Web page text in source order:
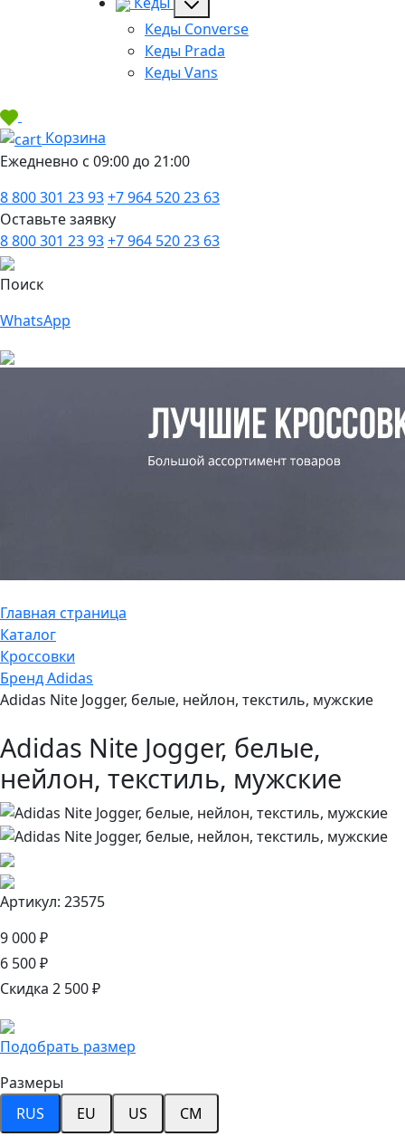
Кеды Converse
Кеды Prada
Кеды Vans
Корзина
Ежедневно с 09:00 до 21:00
8 800 301 23 93+7 964 520 23 63
Оставьте заявку
8 800 301 23 93+7 964 520 23 63
Поиск
WhatsApp
Главная страница
Каталог
Кроссовки
Бренд Adidas
Adidas Nite Jogger, белые, нейлон, текстиль, мужские
Adidas Nite Jogger, белые,
нейлон, текстиль, мужские
Артикул: 23575
9 000 ₽
6 500 ₽
Скидка 2 500 ₽
Подобрать размер
Размеры
RUS
EU US CM